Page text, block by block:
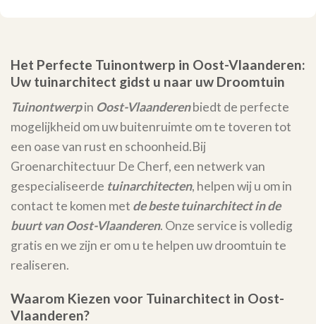
Het Perfecte Tuinontwerp in Oost-Vlaanderen:
Uw tuinarchitect gidst u naar uw Droomtuin
Tuinontwerpin Oost-Vlaanderenbiedt de perfecte
mogelijkheid om uw buitenruimte om te toveren tot
een oase van rust en schoonheid.Bij
Groenarchitectuur De Cherf, een netwerk van
gespecialiseerde tuinarchitecten, helpen wij u om in
contact te komen met de beste tuinarchitect in de
buurt van Oost-Vlaanderen. Onze service is volledig
gratis en we zijn er om u te helpen uw droomtuin te
realiseren.
Waarom Kiezen voor Tuinarchitect in Oost-
Vlaanderen?